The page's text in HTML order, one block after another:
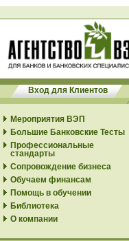
Вход для Клиентов
Мероприятия ВЭП
Большие Банковские Тесты
Профессиональные
стандарты
Сопровождение бизнеса
Обучаем финансам
Помощь в обучении
Библиотека
О компании